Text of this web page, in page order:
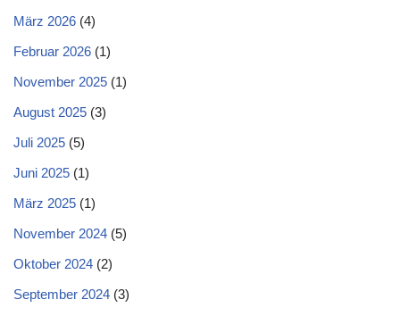
März 2026 (4)
Februar 2026 (1)
November 2025 (1)
August 2025 (3)
Juli 2025 (5)
Juni 2025 (1)
März 2025 (1)
November 2024 (5)
Oktober 2024 (2)
September 2024 (3)